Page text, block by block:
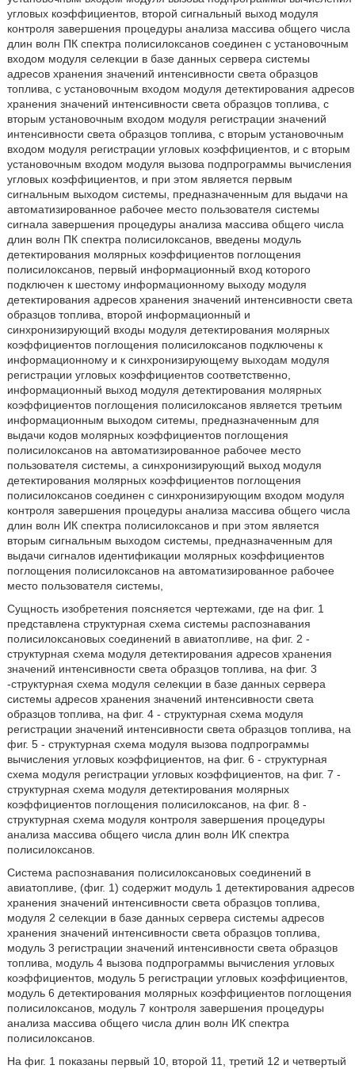
угловых коэффициентов, второй сигнальный выход модуля
контроля завершения процедуры анализа массива общего числа
длин волн ПК спектра полисилоксанов соединен с установочным
входом модуля селекции в базе данных сервера системы
адресов хранения значений интенсивности света образцов
топлива, с установочным входом модуля детектирования адресов
хранения значений интенсивности света образцов топлива, с
вторым установочным входом модуля регистрации значений
интенсивности света образцов топлива, с вторым установочным
входом модуля регистрации угловых коэффициентов, и с вторым
установочным входом модуля вызова подпрограммы вычисления
угловых коэффициентов, и при этом является первым
сигнальным выходом системы, предназначенным для выдачи на
автоматизированное рабочее место пользователя системы
сигнала завершения процедуры анализа массива общего числа
длин волн ПК спектра полисилоксанов, введены модуль
детектирования молярных коэффициентов поглощения
полисилоксанов, первый информационный вход которого
подключен к шестому информационному выходу модуля
детектирования адресов хранения значений интенсивности света
образцов топлива, второй информационный и
синхронизирующий входы модуля детектирования молярных
коэффициентов поглощения полисилоксанов подключены к
информационному и к синхронизирующему выходам модуля
регистрации угловых коэффициентов соответственно,
информационный выход модуля детектирования молярных
коэффициентов поглощения полисилоксанов является третьим
информационным выходом ситемы, предназначенным для
выдачи кодов молярных коэффициентов поглощения
полисилоксанов на автоматизированное рабочее место
пользователя системы, а синхронизирующий выход модуля
детектирования молярных коэффициентов поглощения
полисилоксанов соединен с синхронизирующим входом модуля
контроля завершения процедуры анализа массива общего числа
длин волн ИК спектра полисилоксанов и при этом является
вторым сигнальным выходом системы, предназначенным для
выдачи сигналов идентификации молярных коэффициентов
поглощения полисилоксанов на автоматизированное рабочее
место пользователя системы,
Сущность изобретения поясняется чертежами, где на фиг. 1
представлена структурная схема системы распознавания
полисилоксановых соединений в авиатопливе, на фиг. 2 -
структурная схема модуля детектирования адресов хранения
значений интенсивности света образцов топлива, на фиг. 3
-структурная схема модуля селекции в базе данных сервера
системы адресов хранения значений интенсивности света
образцов топлива, на фиг. 4 - структурная схема модуля
регистрации значений интенсивности света образцов топлива, на
фиг. 5 - структурная схема модуля вызова подпрограммы
вычисления угловых коэффициентов, на фиг. 6 - структурная
схема модуля регистрации угловых коэффициентов, на фиг. 7 -
структурная схема модуля детектирования молярных
коэффициентов поглощения полисилоксанов, на фиг. 8 -
структурная схема модуля контроля завершения процедуры
анализа массива общего числа длин волн ИК спектра
полисилоксанов.
Система распознавания полисилоксановых соединений в
авиатопливе, (фиг. 1) содержит модуль 1 детектирования адресов
хранения значений интенсивности света образцов топлива,
модуля 2 селекции в базе данных сервера системы адресов
хранения значений интенсивности света образцов топлива,
модуль 3 регистрации значений интенсивности света образцов
топлива, модуль 4 вызова подпрограммы вычисления угловых
коэффициентов, модуль 5 регистрации угловых коэффициентов,
модуль 6 детектирования молярных коэффициентов поглощения
полисилоксанов, модуль 7 контроля завершения процедуры
анализа массива общего числа длин волн ИК спектра
полисилоксанов.
На фиг. 1 показаны первый 10, второй 11, третий 12 и четвертый